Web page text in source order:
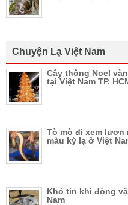
Chuyện Lạ Việt Nam
Cây thông Noel
tại Việt Nam TP.
Tò mò đi xem lươn
màu kỳ lạ ở Việt
Khó tin khi động
Nam